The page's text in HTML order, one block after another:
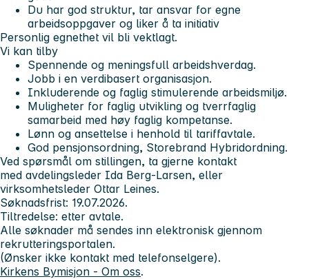
Du har god struktur, tar ansvar for egne
arbeidsoppgaver og liker å ta initiativ
Personlig egnethet vil bli vektlagt.
Vi kan tilby
Spennende og meningsfull arbeidshverdag.
Jobb i en verdibasert organisasjon.
Inkluderende og faglig stimulerende arbeidsmiljø.
Muligheter for faglig utvikling og tverrfaglig
samarbeid med høy faglig kompetanse.
Lønn og ansettelse i henhold til tariffavtale.
God pensjonsordning, Storebrand Hybridordning.
Ved spørsmål om stillingen, ta gjerne kontakt
med avdelingsleder Ida Berg-Larsen, eller
virksomhetsleder Ottar Leines.
Søknadsfrist: 19.07.2026.
Tiltredelse: etter avtale.
Alle søknader må sendes inn elektronisk gjennom
rekrutteringsportalen.
(Ønsker ikke kontakt med telefonselgere).
Kirkens Bymisjon - Om oss.